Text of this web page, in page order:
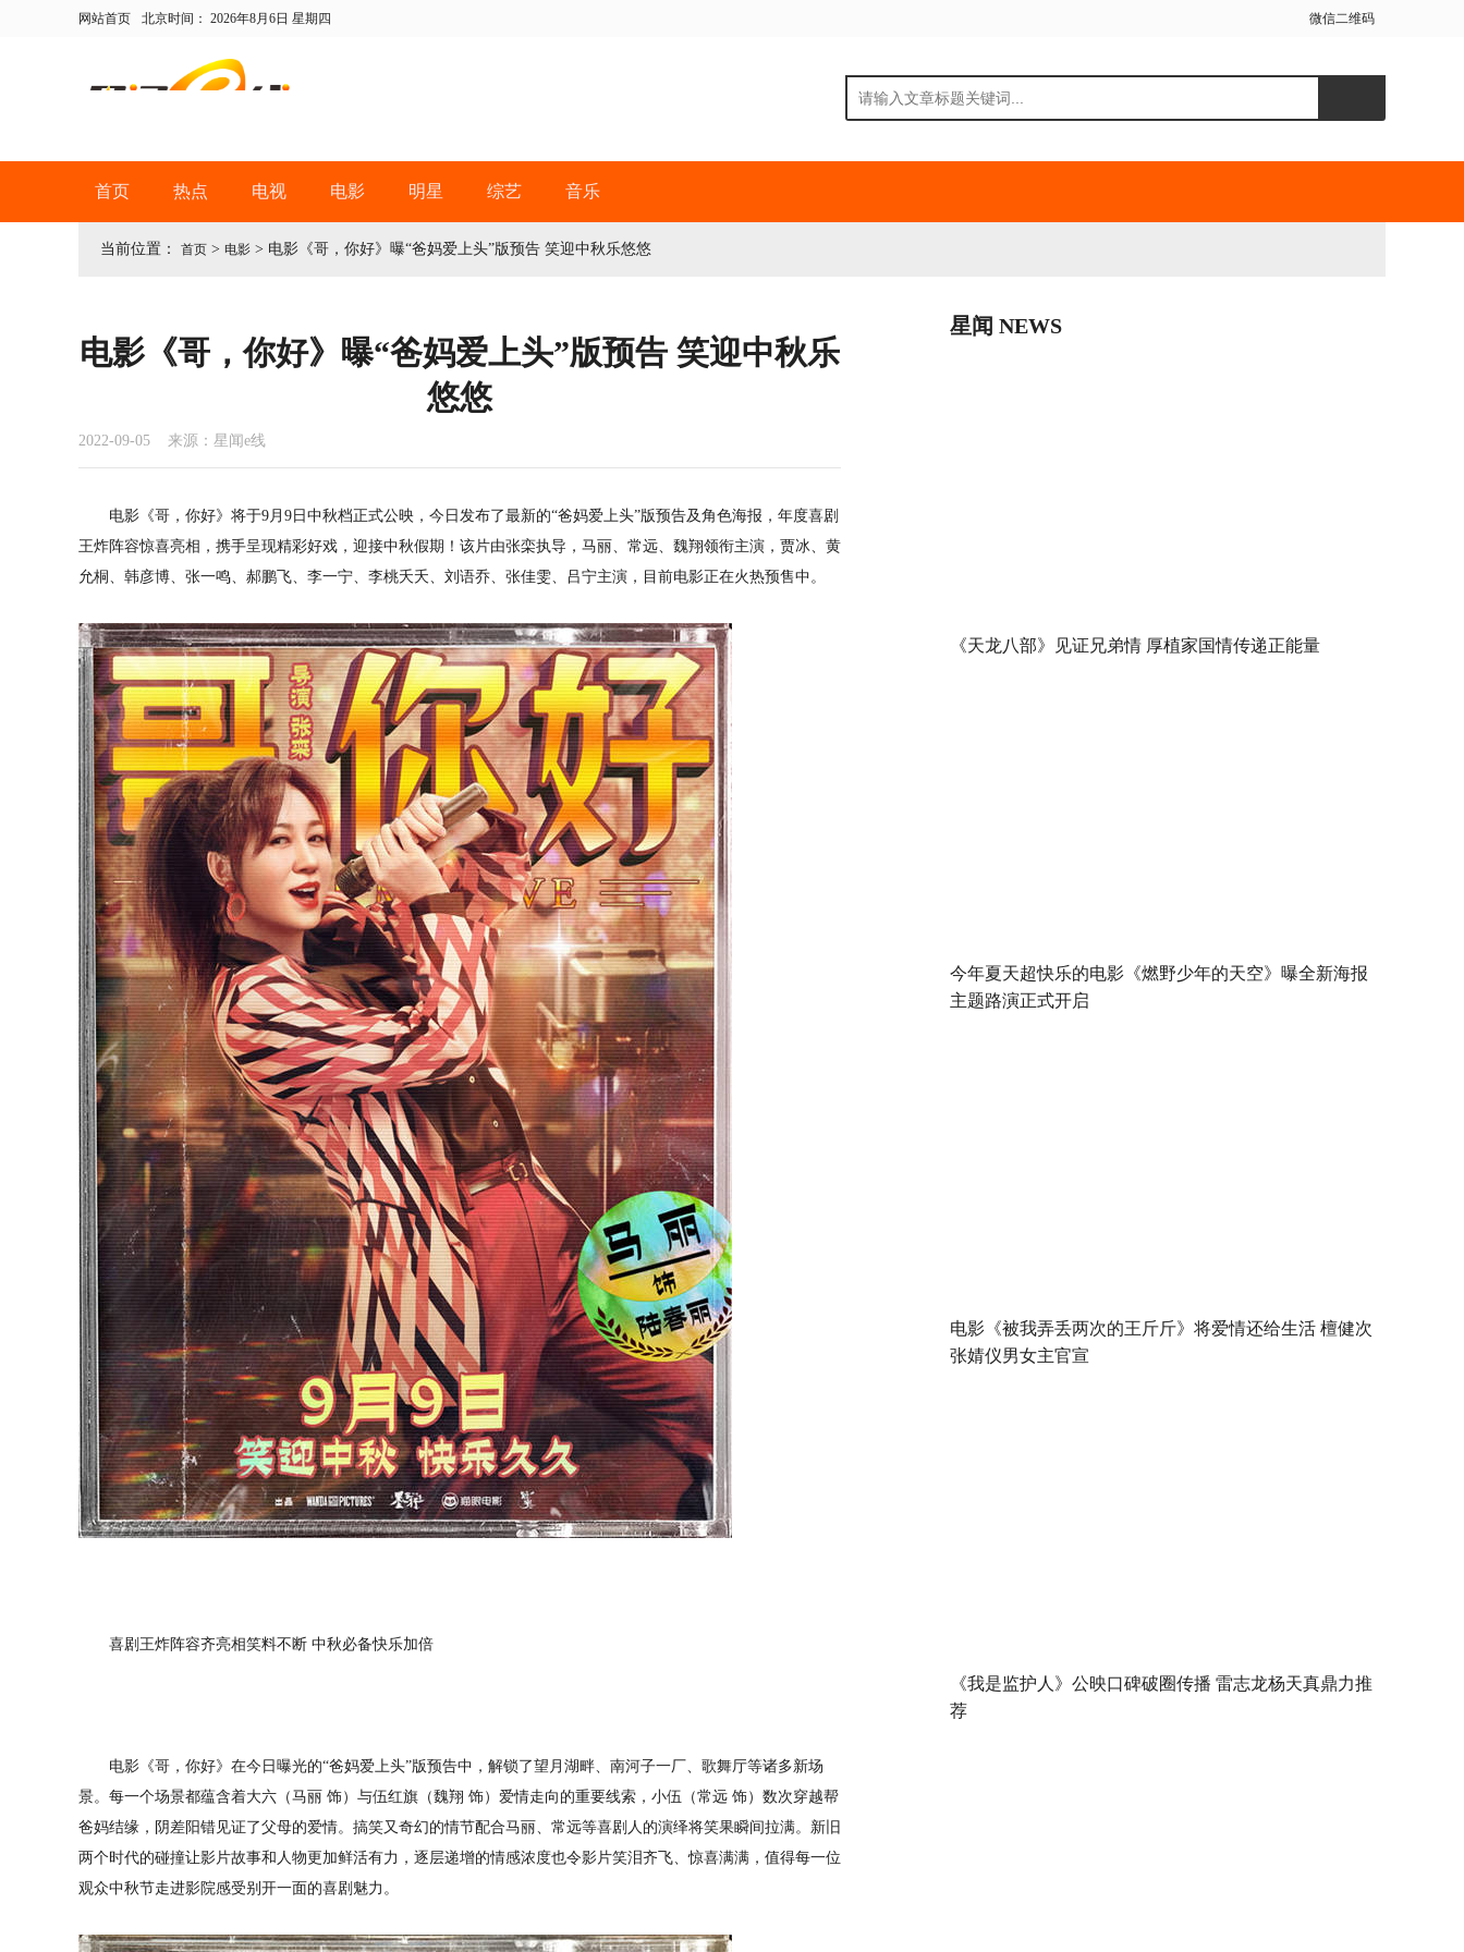
网站首页 北京时间： 2026年8月6日 星期四 微信二维码
首页 热点 电视 电影 明星 综艺 音乐
当前位置： 首页 > 电影 > 电影《哥，你好》曝“爸妈爱上头”版预告 笑迎中秋乐悠悠
电影《哥，你好》曝“爸妈爱上头”版预告 笑迎中秋乐
悠悠
2022-09-05 来源：星闻e线
电影《哥，你好》将于9月9日中秋档正式公映，今日发布了最新的“爸妈爱上头”版预告及角色海报，年度喜剧
王炸阵容惊喜亮相，携手呈现精彩好戏，迎接中秋假期！该片由张栾执导，马丽、常远、魏翔领衔主演，贾冰、黄
允桐、韩彦博、张一鸣、郝鹏飞、李一宁、李桃夭夭、刘语乔、张佳雯、吕宁主演，目前电影正在火热预售中。
喜剧王炸阵容齐亮相笑料不断 中秋必备快乐加倍
电影《哥，你好》在今日曝光的“爸妈爱上头”版预告中，解锁了望月湖畔、南河子一厂、歌舞厅等诸多新场
景。每一个场景都蕴含着大六（马丽 饰）与伍红旗（魏翔 饰）爱情走向的重要线索，小伍（常远 饰）数次穿越帮
爸妈结缘，阴差阳错见证了父母的爱情。搞笑又奇幻的情节配合马丽、常远等喜剧人的演绎将笑果瞬间拉满。新旧
两个时代的碰撞让影片故事和人物更加鲜活有力，逐层递增的情感浓度也令影片笑泪齐飞、惊喜满满，值得每一位
观众中秋节走进影院感受别开一面的喜剧魅力。
星闻 NEWS
《天龙八部》见证兄弟情 厚植家国情传递正能量
今年夏天超快乐的电影《燃野少年的天空》曝全新海报
主题路演正式开启
电影《被我弄丢两次的王斤斤》将爱情还给生活 檀健次
张婧仪男女主官宣
《我是监护人》公映口碑破圈传播 雷志龙杨天真鼎力推
荐